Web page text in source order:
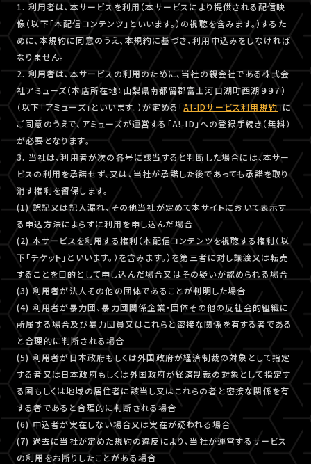
1. 利用者は、本サービスを利用（本サービスにより提供される配信映
像（以下「本配信コンテンツ」といいます。）の視聴を含みます。）するた
めに、本規約に同意のうえ、本規約に基づき、利用申込みをしなければ
なりません。
2. 利用者は、本サービスの利用のために、当社の親会社である株式会
社アミューズ（本店所在地：山梨県南都留郡富士河口湖町西湖９９７）
（以下「アミューズ」といいます。）が定める「A!-IDサービス利用規約」に
ご同意のうえで、アミューズが運営する「A!-ID」への登録手続き（無料）
が必要となります。
3. 当社は、利用者が次の各号に該当すると判断した場合には、本サー
ビスの利用を承諾せず、又は、当社が承諾した後であっても承諾を取り
消す権利を留保します。
(1) 誤記又は記入漏れ、その他当社が定めて本サイトにおいて表示す
る申込方法によらずに利用を申し込んだ場合
(2) 本サービスを利用する権利（本配信コンテンツを視聴する権利（以
下「チケット」といいます。）を含みます。）を第三者に対し譲渡又は転売
することを目的として申し込んだ場合又はその疑いが認められる場合
(3) 利用者が法人その他の団体であることが判明した場合
(4) 利用者が暴力団、暴力団関係企業・団体その他の反社会的組織に
所属する場合及び暴力団員又はこれらと密接な関係を有する者である
と合理的に判断される場合
(5) 利用者が日本政府もしくは外国政府が経済制裁の対象として指定
する者又は日本政府もしくは外国政府が経済制裁の対象として指定す
る国もしくは地域の居住者に該当し又はこれらの者と密接な関係を有
する者であると合理的に判断される場合
(6) 申込者が実在しない場合又は実在が疑われる場合
(7) 過去に当社が定めた規約の違反により、当社が運営するサービス
の利用をお断りしたことがある場合